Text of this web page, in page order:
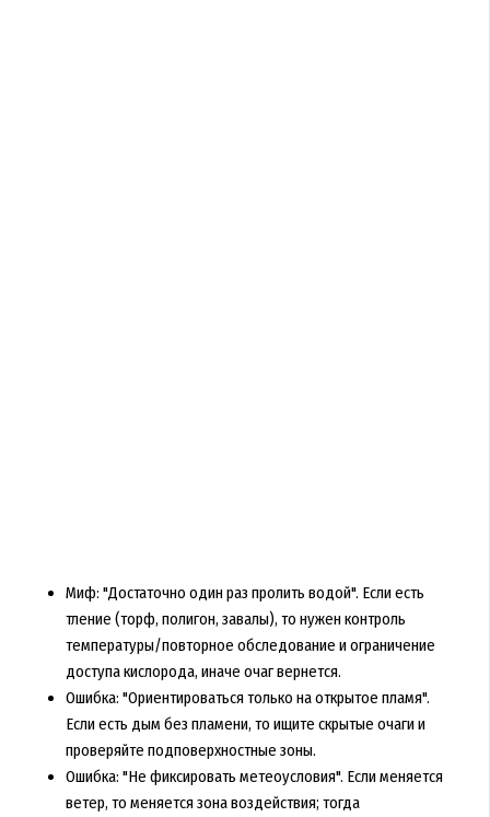
Миф: "Достаточно один раз пролить водой". Если есть
тление (торф, полигон, завалы), то нужен контроль
температуры/повторное обследование и ограничение
доступа кислорода, иначе очаг вернется.
Ошибка: "Ориентироваться только на открытое пламя".
Если есть дым без пламени, то ищите скрытые очаги и
проверяйте подповерхностные зоны.
Ошибка: "Не фиксировать метеоусловия". Если меняется
ветер, то меняется зона воздействия; тогда